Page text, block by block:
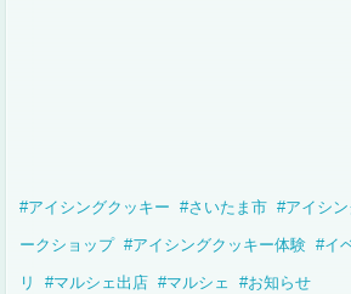
#アイシングクッキー #さいたま市 #アイシ
ークショップ #アイシングクッキー体験 #イ
リ #マルシェ出店 #マルシェ #お知らせ